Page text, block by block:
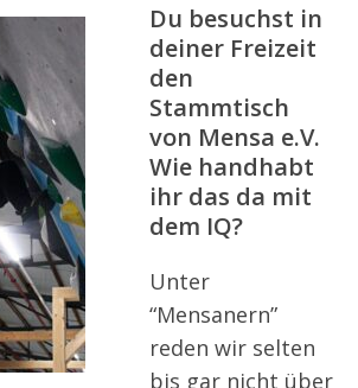
Du besuchst in
deiner Freizeit
den
Stammtisch
von Mensa e.V.
Wie handhabt
ihr das da mit
dem IQ?
Unter
“Mensanern”
reden wir selten
bis gar nicht über